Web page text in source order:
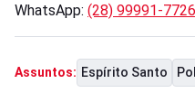
WhatsApp: (28) 99991-7726
Assuntos: Espírito Santo